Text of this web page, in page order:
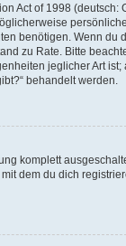
Act of 1998
benötigen. Wenn du
zu Rate. Bitte
jeglicher Art
behandelt werden.
komplett
dem du dich